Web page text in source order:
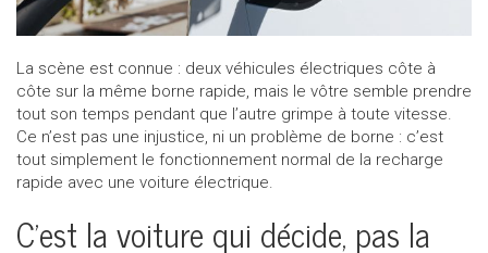
Appeler nous maintenant!
1 855 771-2524
La scène est connue : deux véhicules électriques côte à
côte sur la même borne rapide, mais le vôtre semble prendre
tout son temps pendant que l’autre grimpe à toute vitesse.
Ce n’est pas une injustice, ni un problème de borne : c’est
tout simplement le fonctionnement normal de la recharge
rapide avec une voiture électrique.
C’est la voiture qui décide, pas la